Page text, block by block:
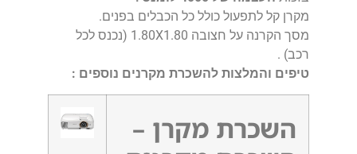
מקרן קל לתפעול כולל כל הכבלים בפנים.
מסך הקרנה על חצובה 1.80X1.80 (נכנס לכל
רכב) .
טיפים והמלצות להשכרת מקרנים נוספים :
השכרת מקרן –